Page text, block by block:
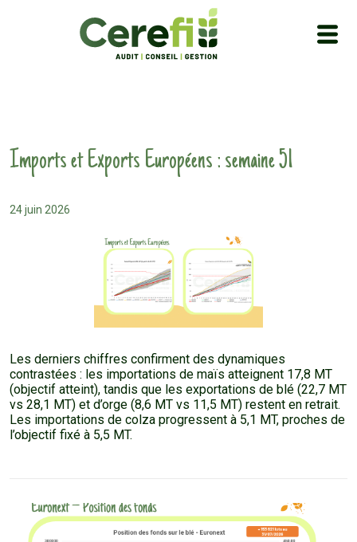
Imports et Exports Européens : semaine 51
24 juin 2026
Les derniers chiffres confirment des dynamiques
contrastées : les importations de maïs atteignent 17,8 MT
(objectif atteint), tandis que les exportations de blé (22,7 MT
vs 28,1 MT) et d’orge (8,6 MT vs 11,5 MT) restent en retrait.
Les importations de colza progressent à 5,1 MT, proches de
l’objectif fixé à 5,5 MT.